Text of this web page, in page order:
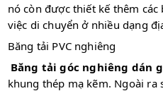
nó còn được thiết kế thêm
việc di chuyển ở nhiều dạng
Băng tải PVC nghiêng
Băng tải góc nghiêng dán
khung thép mạ kẽm. Ngoài